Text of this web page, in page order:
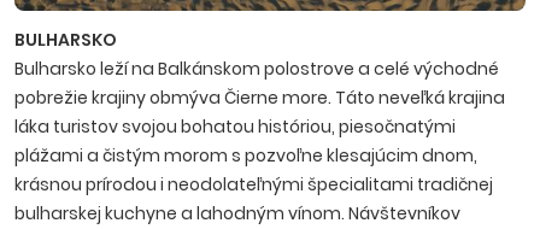
BULHARSKO
Bulharsko leží na Balkánskom polostrove a celé východné
pobrežie krajiny obmýva Čierne more. Táto neveľká krajina
láka turistov svojou bohatou históriou, piesočnatými
plážami a čistým morom s pozvoľne klesajúcim dnom,
krásnou prírodou i neodolateľnými špecialitami tradičnej
bulharskej kuchyne a lahodným vínom. Návštevníkov